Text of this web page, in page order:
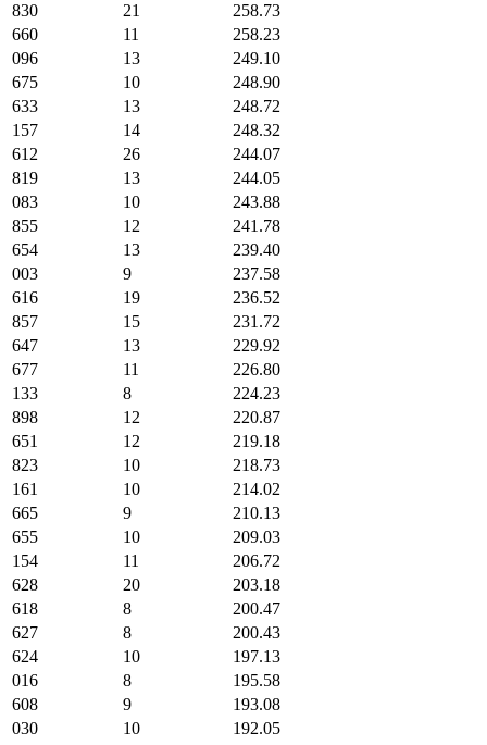
830 21
258.73
660
11
258.23
096
13
249.10
675
10
248.90
633
13
248.72
157
14
248.32
612
26
244.07
819
13
244.05
083
10
243.88
855
12
241.78
654
13
239.40
003
9
237.58
616
19
236.52
857
15
231.72
647
13
229.92
677
11
226.80
133
8
224.23
898
12
220.87
651
12
219.18
823
10
218.73
161
10
214.02
665
9
210.13
655
10
209.03
154
11
206.72
628
20
203.18
618
8
200.47
627
8
200.43
624
10
197.13
016
8
195.58
608
9
193.08
030
10
192.05